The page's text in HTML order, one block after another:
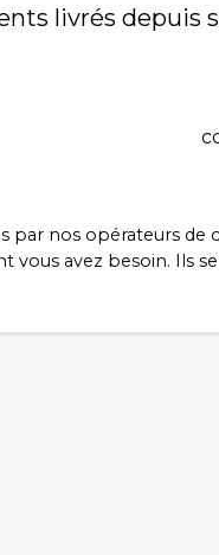
livrés depuis
par nos opérateurs
avez besoin. Ils